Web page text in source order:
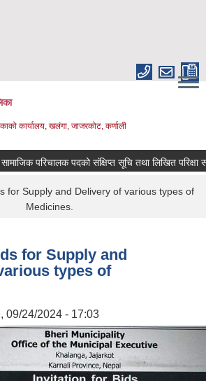
कार्यालय, खलंगा, जाजरकोट, कर्णाली
परिचालक पदको संक्षिप्त सूचि तथा लिखित परिक्षा
for Supply and Delivery of various types of
Medicines.
for Supply and
types of
09/24/2024 - 17:03